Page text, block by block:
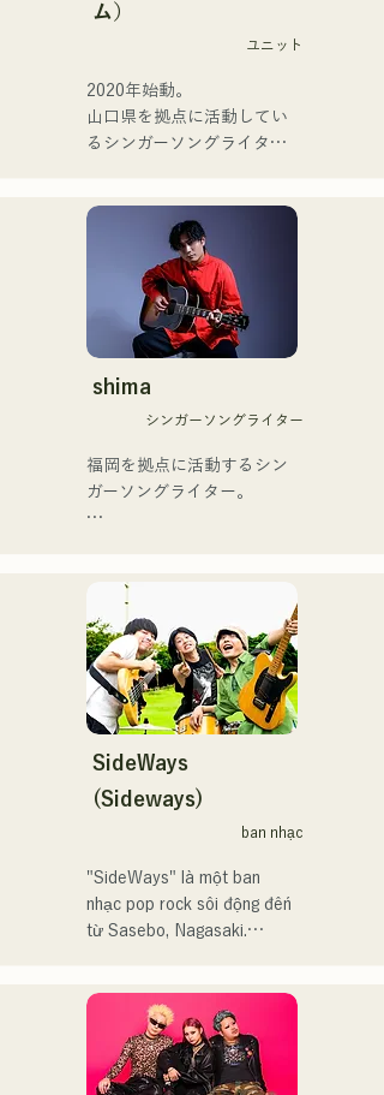
trước đây của meow, Yuya
Suehiro (Guitar) của the
của xanadoo.
[ĐĨA ĐƠN MỚI]
World is Love," sẽ được
phát hành vào ngày 25
tháng 6 năm 2025.
デルやタレントとしても活
躍中。世界的有名なオーデ
ゴットタレント」で日本人
の芸人史上初のゴールデン
ブザーを獲得し、その後ス
もゴールデンブザーを獲得
した、ノボせもんなべの応
援歌「ゴールデンブザー」
や、アメリカ留学時代の心
友とコライトした本格的カ
ントリーソング「Life Goes
それらの楽曲を揃えた自身
初のフルアルバム「ONE
2025.12.31にリリースし、
iTunesカントリーアルバム
て」、FBS「福岡く
ん。」、「発見らくちゃ
く！」やFUKUOKA
STREET PARTY、
Hannibal Halloween Music
Festival ,sunset live2019、
鷹祭Summer Boostイベン
トステージにも出演。MCと
してはRugby World
cup2019 Public viewing、競
輪日本一ダービーの場内ア
ナウンス、ラグビー女子日
本代表世界大会スタジアム
滑走屋場内アナウンス、ク
リスマスアドベント、イス
ラデサルサ、福岡ウィニン
グスピリッツのスタジアム
ム）
ユニット
2020年始動。
山口県を拠点に活動してい
るシンガーソングライター
ユニット
コロナ禍に入り、音楽で山
口県を盛り上げたいという
思いからユニットを始動。
当初は動画配信サイトでの
活動のみだったが、2020年
12月より、山口県の地元イ
地元音楽イベントやライブ
ハウスを中心にパフォーマ
ンスをしている。
shima
シンガーソングライター
福岡を拠点に活動するシン
ガーソングライター。
ードの繊細さを併せ持つ楽
曲を届けている。
コンセプトは、「等身大の
ままで。僕とあなたのため
の音楽を。」気持ちが落ち
まう時こそ聴いてほしい。
自分自身も迷いや葛藤を抱
作り物ではなく、ありのま
まの感情や言葉をそのまま
音楽にしている。
2024年10月より音楽活動を
福岡を中心にブッキングラ
イブや路上ライブなど精力
SideWays
(Sideways)
ban nhạc
"SideWays" là một ban
nhạc pop rock sôi động đến
từ Sasebo, Nagasaki.
phát hành EP mới "Yume
Sen'ya" và bắt đầu chuyến
lưu diễn toàn quốc.